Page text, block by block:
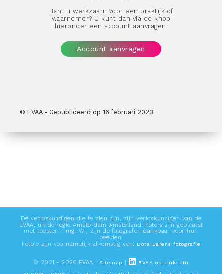
Bent u werkzaam voor een praktijk of
waarnemer? U kunt dan via de knop
hieronder een account aanvragen.
Account aanvragen
© EVAA - Gepubliceerd op 16 februari 2023
De verloskundigen die te zien zijn, zijn verloskundigen van de
EVAA, uit de regio Amsterdam-Amstelland. Foto's zijn geplaatst
met toestemming. Wij zijn de fotografen dankbaar voor hun
beelden.
Foto's zijn voornamelijk afkomstig van: Dora Barens fotografie
© 2021 - 2026 EVAA | Sitemap | EVAA op LinkedIn